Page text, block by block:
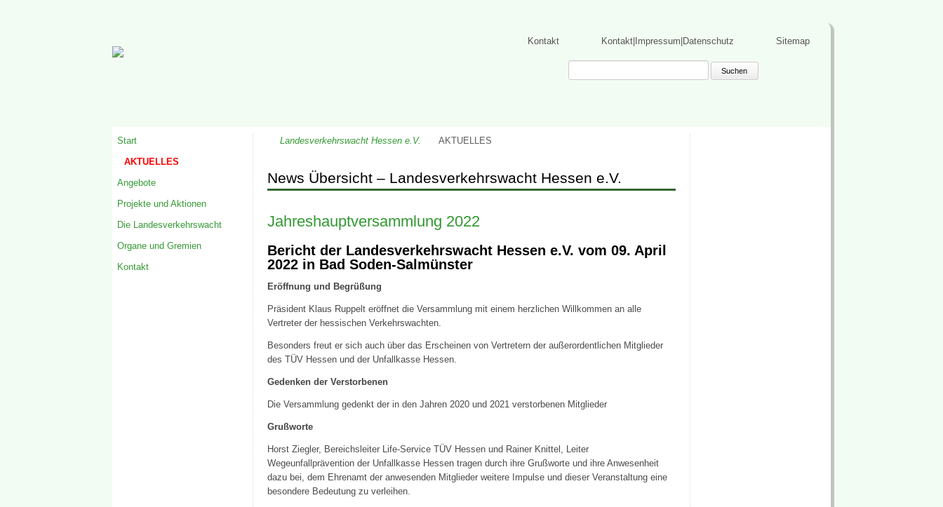
Sitemap
Kontakt|Impressum|Datenschutz
Kontakt
Landesverkehrswacht Hessen e.V. AKTUELLES
News Übersicht – Landesverkehrswacht Hessen e.V.
Jahreshauptversammlung 2022
Bericht der Landesverkehrswacht Hessen e.V. vom 09. April
2022 in Bad Soden-Salmünster
Eröffnung und Begrüßung
Präsident Klaus Ruppelt eröffnet die Versammlung mit einem herzlichen Willkommen an alle
Vertreter der hessischen Verkehrswachten.
Besonders freut er sich auch über das Erscheinen von Vertretern der außerordentlichen Mitglieder
des TÜV Hessen und der Unfallkasse Hessen.
Gedenken der Verstorbenen
Die Versammlung gedenkt der in den Jahren 2020 und 2021 verstorbenen Mitglieder
Grußworte
Horst Ziegler, Bereichsleiter Life-Service TÜV Hessen und Rainer Knittel, Leiter
Wegeunfallprävention der Unfallkasse Hessen tragen durch ihre Grußworte und ihre Anwesenheit
dazu bei, dem Ehrenamt der anwesenden Mitglieder weitere Impulse und dieser Veranstaltung eine
besondere Bedeutung zu verleihen.
Start
AKTUELLES
Angebote
Projekte und Aktionen
Die Landesverkehrswacht
Organe und Gremien
Kontakt